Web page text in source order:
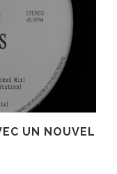
UN NOUVEL